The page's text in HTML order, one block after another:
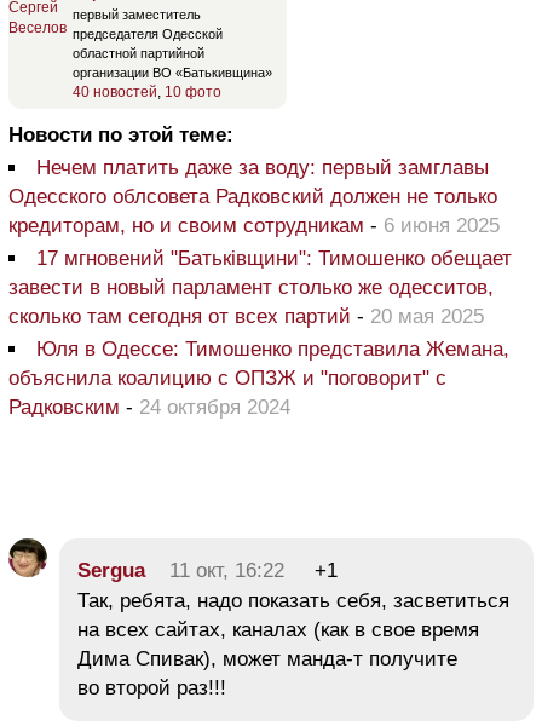
первый заместитель
председателя Одесской
областной партийной
организации ВО «Батькивщина»
40 новостей 10 фото
Новости по этой теме:
Нечем платить даже за воду: первый замглавы
Одесского облсовета Радковский должен не только
кредиторам, но и своим сотрудникам - 6 июня 2025
17 мгновений "Батьківщини": Тимошенко обещает
завести в новый парламент столько же одесситов,
сколько там сегодня от всех партий - 20 мая 2025
Юля в Одессе: Тимошенко представила Жемана,
объяснила коалицию с ОПЗЖ и "поговорит" с
Радковским - 24 октября 2024
Sergua 11 окт, 16:22
+1
Так, ребята, надо показать себя, засветиться
на всех сайтах, каналах (как в свое время
Дима Спивак), может манда-т получите
во второй раз!!!